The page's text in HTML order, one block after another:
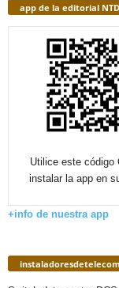
app de la editorial
Utilice este código
instalar la app en
+info de nuestra app